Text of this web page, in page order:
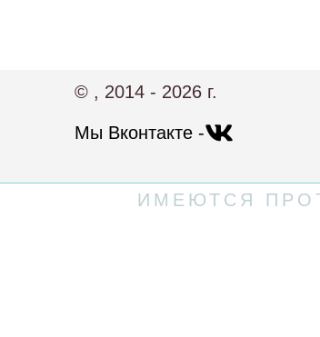
© , 2014 - 2026 г.
Мы Вконтакте -
ИМЕЮТСЯ